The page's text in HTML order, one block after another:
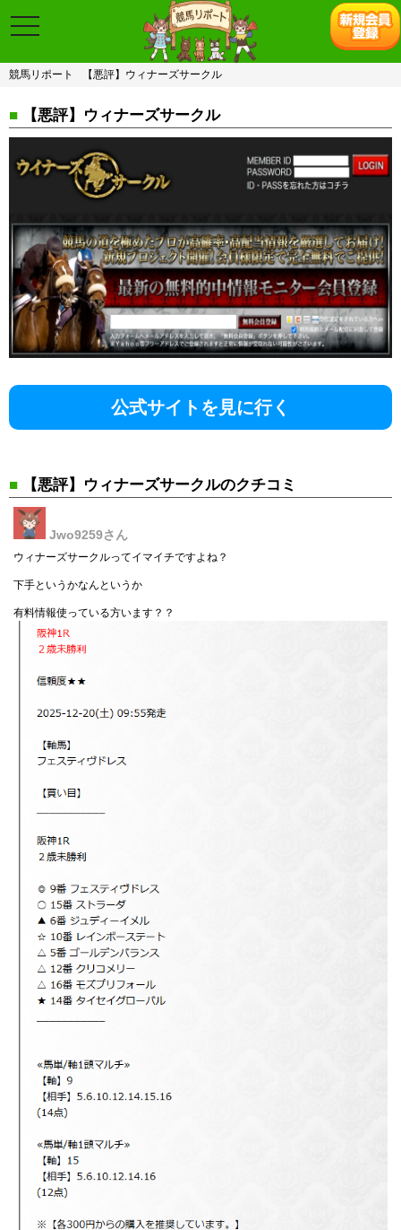
toggle
navigation
競馬リポート 【悪評】ウィナーズサークル
■ 【悪評】ウィナーズサークル
公式サイトを見に行く
■ 【悪評】ウィナーズサークルのクチコミ
Jwo9259さん
ウィナーズサークルってイマイチですよね？
下手というかなんというか
有料情報使っている方います？？